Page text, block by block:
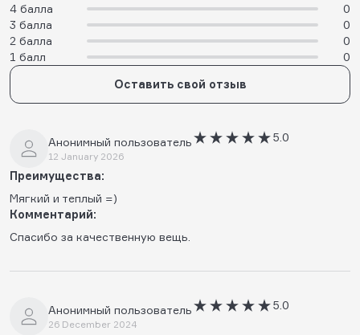
4 балла
0
3 балла
0
2 балла
0
1 балл
0
Оставить свой отзыв
Анонимный пользователь
12 January 2026
5.0
Преимущества:
Мягкий и теплый =)
Комментарий:
Спасибо за качественную вещь.
Анонимный пользователь
26 December 2024
5.0